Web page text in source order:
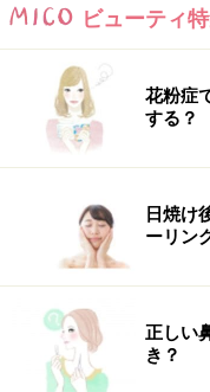
SPFとは、紫外線B
大です。B波は、皮
そばかす、皮膚がん
PAは紫外線A波を防
で顕されます。A波
ーゲンを破壊し、シ
います。
どちらも数字が大き
で、肌の弱い人は
ニックなど子供も使
ビューティ
花粉症
する？
日焼け
ーリン
正しい
き？